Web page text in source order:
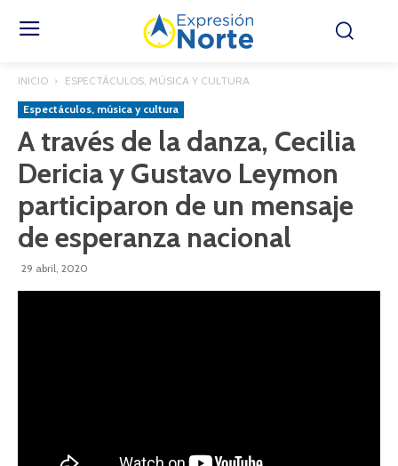
INICIO ESPECTÁCULOS, MÚSICA Y CULTURA
Espectáculos, música y cultura
A través de la danza, Cecilia
Dericia y Gustavo Leymon
participaron de un mensaje
de esperanza nacional
29 abril, 2020